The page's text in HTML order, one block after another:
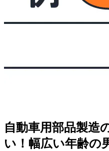
自動車用部品製造
い！幅広い年齢の